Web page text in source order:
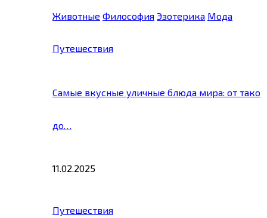
Животные Философия Эзотерика Мода
Путешествия
Самые вкусные уличные блюда мира: от тако
до…
11.02.2025
Путешествия